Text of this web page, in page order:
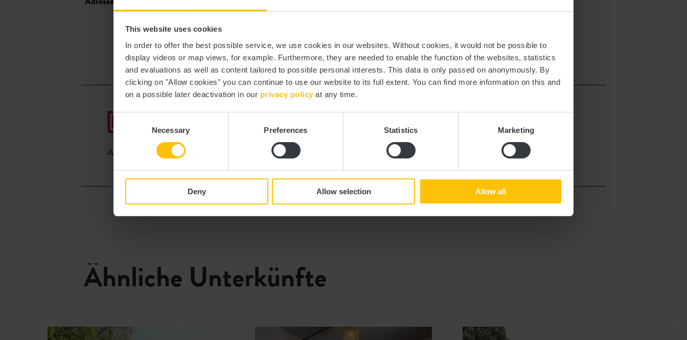
This website uses cookies
In order to offer the best possible service, we use cookies in our websites. Without cookies, it would not be possible to
display videos or map views, for example. Furthermore, they are needed to enable the function of the websites, statistics
and evaluations as well as content tailored to possible personal interests. This data is only passed on anonymously. By
clicking on "Allow cookies" you can continue to use our website to its full extent. You can find more information on this and
on a possible later deactivation in our privacy policy at any time.
Consent
Selection
Necessary Preferences Statistics Marketing
Deny Allow selection Allow all
2, Rue de l’école
L-8385 Koerich
Auf Karte anzeigen
Anreise planen
Ähnliche Unterkünfte
Details & Buchung